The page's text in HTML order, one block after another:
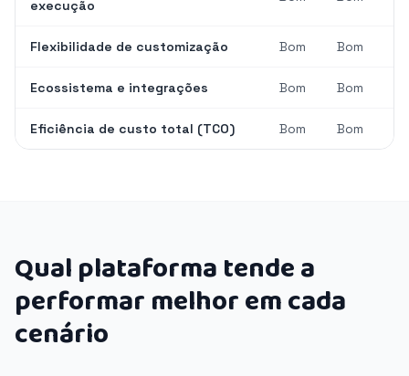
execução
Flexibilidade de customização Bom Bom
Ecossistema e integrações Bom Bom
Eficiência de custo total (TCO) Bom Bom
Qual plataforma tende a
performar melhor em cada
cenário